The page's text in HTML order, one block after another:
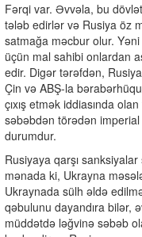
Fərqi var. Əvvəla, bu
tələb edirlər və Rusiya öz
satmağa məcbur olur. Yəni
üçün mal sahibi onlardan
edir. Digər tərəfdən,
Çin və ABŞ-la
çıxış etmək iddiasında
səbəbdən törədən
durumdur.
Rusiyaya qarşı
mənada ki, Ukrayna
Ukraynada sülh əldə
qəbulunu dayandıra bilər,
müddətdə ləğvinə səbəb